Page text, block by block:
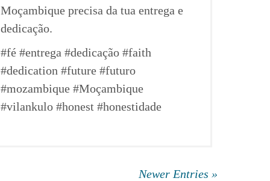
Moçambique precisa da tua entrega e
dedicação.
#fé #entrega #dedicação #faith
#dedication #future #futuro
#mozambique #Moçambique
#vilankulo #honest #honestidade
Newer Entries »